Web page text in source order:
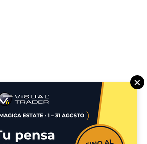
per noi
e molto utili! »
×